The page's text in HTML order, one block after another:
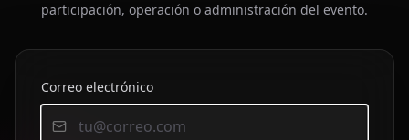
participación, operación o administración del evento.
Correo electrónico